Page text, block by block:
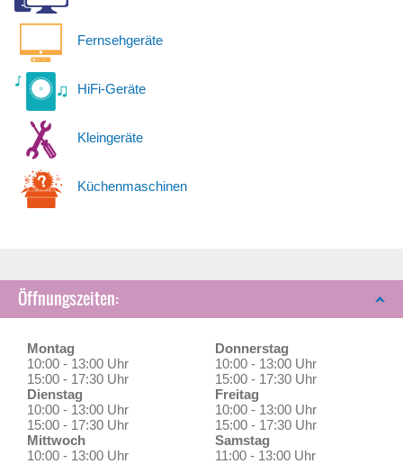
Fernsehgeräte
HiFi-Geräte
Kleingeräte
Küchenmaschinen
Öffnungszeiten:
Montag
10:00 - 13:00 Uhr
15:00 - 17:30 Uhr
Dienstag
10:00 - 13:00 Uhr
15:00 - 17:30 Uhr
Mittwoch
10:00 - 13:00 Uhr
Donnerstag
10:00 - 13:00 Uhr
15:00 - 17:30 Uhr
Freitag
10:00 - 13:00 Uhr
15:00 - 17:30 Uhr
Samstag
11:00 - 13:00 Uhr